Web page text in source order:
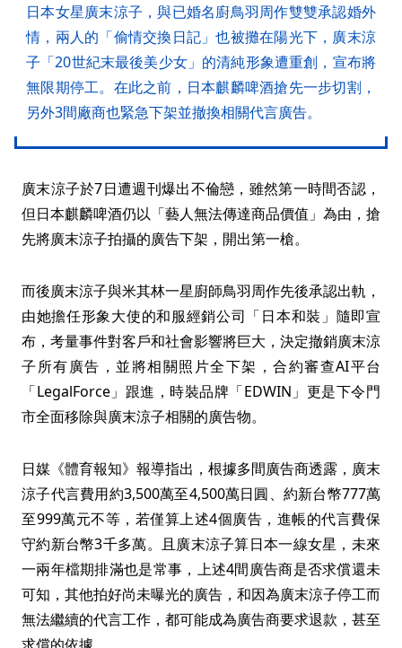
日本女星廣末涼子，與已婚名廚鳥羽周作雙雙承認婚外
情，兩人的「偷情交換日記」也被攤在陽光下，廣末涼
子「20世紀末最後美少女」的清純形象遭重創，宣布將
無限期停工。在此之前，日本麒麟啤酒搶先一步切割，
另外3間廠商也緊急下架並撤換相關代言廣告。
廣末涼子於7日遭週刊爆出不倫戀，雖然第一時間否認，
但日本麒麟啤酒仍以「藝人無法傳達商品價值」為由，搶
先將廣末涼子拍攝的廣告下架，開出第一槍。
而後廣末涼子與米其林一星廚師鳥羽周作先後承認出軌，
由她擔任形象大使的和服經銷公司「日本和裝」隨即宣
布，考量事件對客戶和社會影響將巨大，決定撤銷廣末涼
子所有廣告，並將相關照片全下架，合約審查AI平台
「LegalForce」跟進，時裝品牌「EDWIN」更是下令門
市全面移除與廣末涼子相關的廣告物。
日媒《體育報知》報導指出，根據多間廣告商透露，廣末
涼子代言費用約3,500萬至4,500萬日圓、約新台幣777萬
至999萬元不等，若僅算上述4個廣告，進帳的代言費保
守約新台幣3千多萬。且廣末涼子算日本一線女星，未來
一兩年檔期排滿也是常事，上述4間廣告商是否求償還未
可知，其他拍好尚未曝光的廣告，和因為廣末涼子停工而
無法繼續的代言工作，都可能成為廣告商要求退款，甚至